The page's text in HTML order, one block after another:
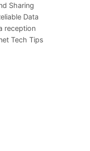
Sharing
Data
reception
Tech Tips